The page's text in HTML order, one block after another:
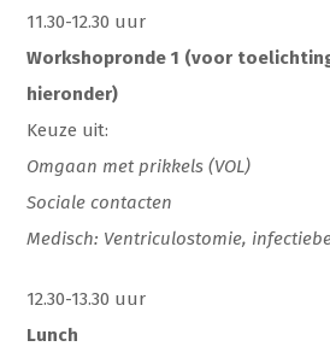
11.30-12.30 uur
Workshopronde 1 (voor
hieronder)
Keuze uit:
Omgaan met prikkels (VOL)
Sociale contacten
Medisch: Ventriculostomie,
12.30-13.30 uur
Lunch